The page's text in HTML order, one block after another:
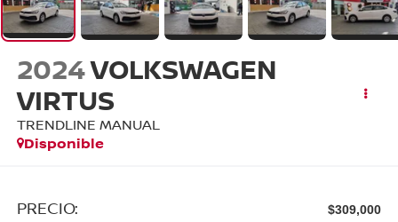
2024VOLKSWAGEN
VIRTUS
TRENDLINE MANUAL
Disponible
PRECIO: $309,000